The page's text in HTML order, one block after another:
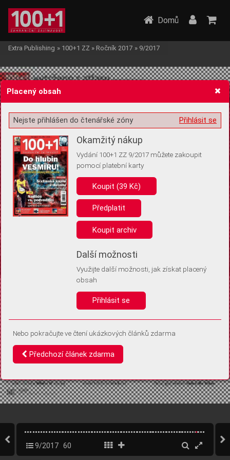
Žádost o souhlas s ukládáním volitelných informací
Pro základní fungování webu nepotřebujeme ukládat žádné informace
(tzv. cookies apod.). Rádi bychom vás ale požádali o souhlas s
uložením volitelných informací:
Anonymní unikátní ID
Díky němu příště poznáme, že se jedná o stejné zařízení, a
Identifikátor je zcela anonymní.
Vaše souhlasy a odmítnutí si ukládáme do vašeho zařízení, abychom se
vás už příště znovu neptali. Můžete je kdykoli později upravit ve Správě
Domů
Extra Publishing » 100+1 ZZ » Ročník 2017 » 9/2017
9/2017 60
Placený obsah
Přihlásit se
Nejste přihlášen do čtenářské zóny
Okamžitý nákup
Vydání 100+1 ZZ 9/2017 můžete zakoupit
pomocí platební karty
Koupit (39 Kč)
Předplatit
Koupit archiv
Další možnosti
Využijte další možnosti, jak získat placený
obsah
Přihlásit se
Nebo pokračujte ve čtení ukázkových článků zdarma
Předchozí článek zdarma